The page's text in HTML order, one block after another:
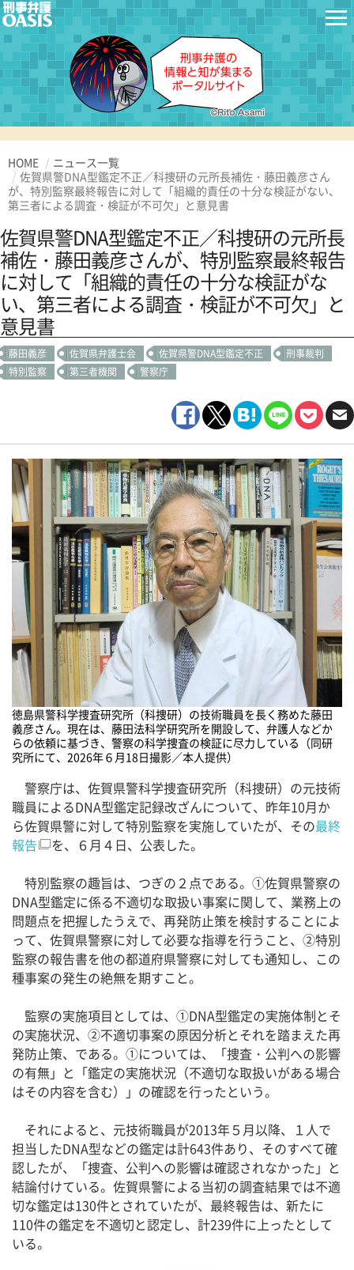
HOME
ニュース一覧
佐賀県警DNA型鑑定不正／科捜研の元所長補佐・藤田義彦さん
が、特別監察最終報告に対して「組織的責任の十分な検証がない、
第三者による調査・検証が不可欠」と意見書
佐賀県警DNA型鑑定不正／科捜研の元所長
補佐・藤田義彦さんが、特別監察最終報告
に対して「組織的責任の十分な検証がな
い、第三者による調査・検証が不可欠」と
意見書
藤田義彦 佐賀県弁護士会 佐賀県警DNA型鑑定不正
刑事裁判
特別監察
第三者機関 警察庁
徳島県警科学捜査研究所（科捜研）の技術職員を長く務めた藤田
義彦さん。現在は、藤田法科学研究所を開設して、弁護人などか
らの依頼に基づき、警察の科学捜査の検証に尽力している（同研
究所にて、2026年６月18日撮影／本人提供）
警察庁は、佐賀県警科学捜査研究所（科捜研）の元技術
職員によるDNA型鑑定記録改ざんについて、昨年10月か
ら佐賀県警に対して特別監察を実施していたが、その最終
報告
を、６月４日、公表した。
特別監察の趣旨は、つぎの２点である。①佐賀県警察の
DNA型鑑定に係る不適切な取扱い事案に関して、業務上の
問題点を把握したうえで、再発防止策を検討することによ
って、佐賀県警察に対して必要な指導を行うこと、②特別
監察の報告書を他の都道府県警察に対しても通知し、この
種事案の発生の絶無を期すこと。
監察の実施項目としては、①DNA型鑑定の実施体制とそ
の実施状況、②不適切事案の原因分析とそれを踏まえた再
発防止策、である。①については、「捜査・公判への影響
の有無」と「鑑定の実施状況（不適切な取扱いがある場合
はその内容を含む）」の確認を行ったという。
それによると、元技術職員が2013年５月以降、１人で
担当したDNA型などの鑑定は計643件あり、そのすべて確
認したが、「捜査、公判への影響は確認されなかった」と
結論付けている。佐賀県警による当初の調査結果では不適
切な鑑定は130件とされていたが、最終報告は、新たに
110件の鑑定を不適切と認定し、計239件に上ったとして
いる。